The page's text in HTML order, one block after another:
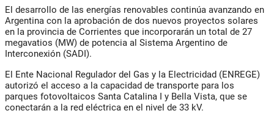
El desarrollo de las energías renovables continúa avanzando en
Argentina con la aprobación de dos nuevos proyectos solares
en la provincia de Corrientes que incorporarán un total de 27
megavatios (MW) de potencia al Sistema Argentino de
Interconexión (SADI).
El Ente Nacional Regulador del Gas y la Electricidad (ENREGE)
autorizó el acceso a la capacidad de transporte para los
parques fotovoltaicos Santa Catalina I y Bella Vista, que se
conectarán a la red eléctrica en el nivel de 33 kV.